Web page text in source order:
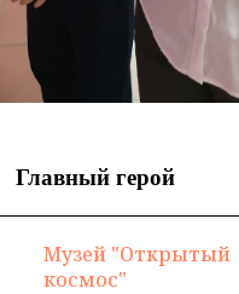
Главный герой
Музей "Открытый
космос"